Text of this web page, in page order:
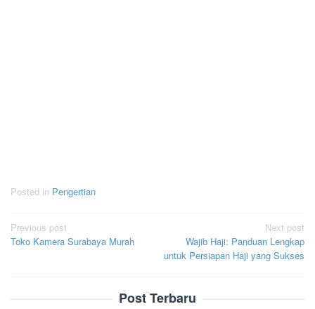
Posted in Pengertian
Post
navigation
Previous post
Toko Kamera Surabaya Murah
Next post
Wajib Haji: Panduan Lengkap
untuk Persiapan Haji yang Sukses
Post Terbaru